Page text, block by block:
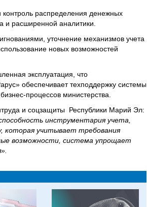
контроль распределения денежных
и расширенной аналитики.
уточнение механизмов учета
новых возможностей
эксплуатация, что
обеспечивает техподдержку системы
процессов министерства.
и соцзащиты Республики Марий Эл:
инструментария учета,
которая учитывает требования
возможности, система упрощает